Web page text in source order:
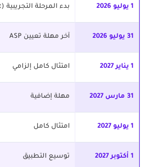
1 يوليو 2026 بدء المرحلة التجريبية (Pilot)
31 يوليو 2026 آخر مهلة تعيين ASP
1 يناير 2027 امتثال كامل إلزامي
31 مارس 2027 مهلة إضافية
1 يوليو 2027 امتثال كامل
1 أكتوبر 2027 توسيع التطبيق